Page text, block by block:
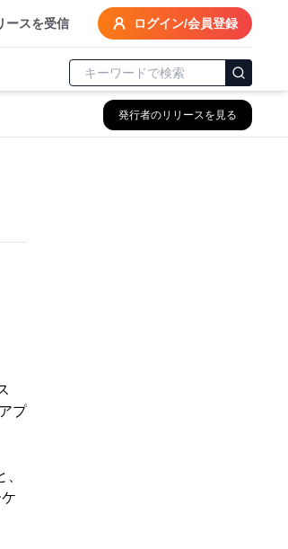
ースを受信 ログイン/会員登録
発行者のリリースを見る
プ